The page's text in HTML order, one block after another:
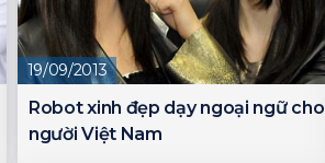
19/09/2013
Robot xinh đẹp dạy ngoại ngữ cho
người Việt Nam